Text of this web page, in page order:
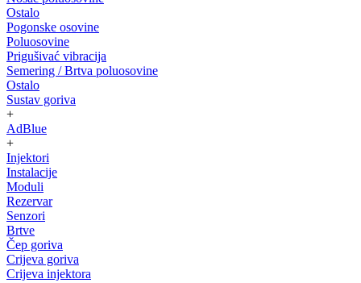
Ostalo
Pogonske osovine
Poluosovine
Prigušivać vibracija
Semering / Brtva poluosovine
Ostalo
Sustav goriva
+
AdBlue
+
Injektori
Instalacije
Moduli
Rezervar
Senzori
Brtve
Čep goriva
Crijeva goriva
Crijeva injektora